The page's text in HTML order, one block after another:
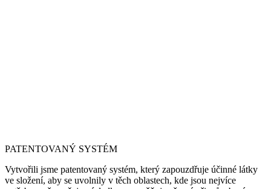
PATENTOVANÝ SYSTÉM
Vytvořili jsme patentovaný systém, který zapouzdřuje účinné látky
ve složení, aby se uvolnily v těch oblastech, kde jsou nejvíce